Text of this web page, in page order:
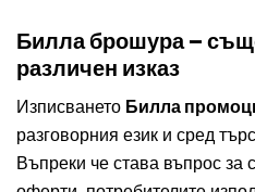
Билла брошура –
различен изказ
Изписването Билла
разговорния език и сред
Въпреки че става въпрос